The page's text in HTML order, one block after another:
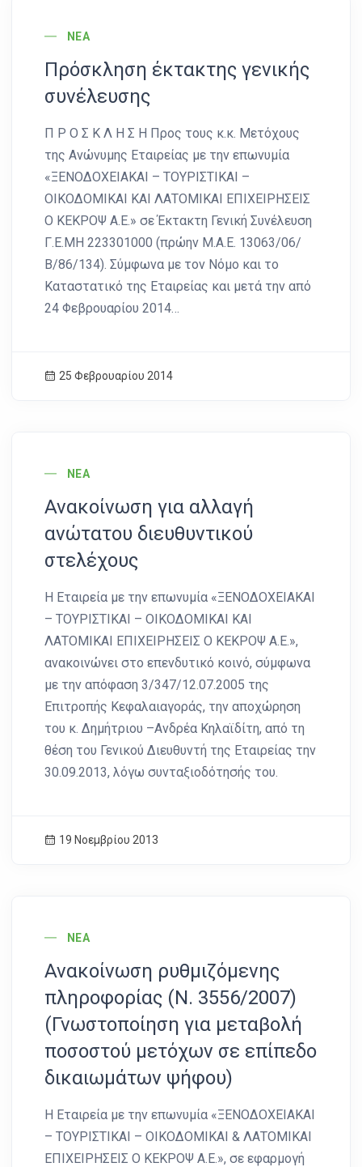
ΝΈΑ
Πρόσκληση έκτακτης γενικής
συνέλευσης
Π Ρ Ο Σ Κ Λ Η Σ Η Προς τους κ.κ. Μετόχους
της Ανώνυμης Εταιρείας με την επωνυμία
«ΞΕΝΟΔΟΧΕΙΑΚΑΙ – ΤΟΥΡΙΣΤΙΚΑΙ –
ΟΙΚΟΔΟΜΙΚΑΙ ΚΑΙ ΛΑΤΟΜΙΚΑΙ ΕΠΙΧΕΙΡΗΣΕΙΣ
Ο ΚΕΚΡΟΨ Α.Ε.» σε Έκτακτη Γενική Συνέλευση
Γ.Ε.ΜΗ 223301000 (πρώην Μ.Α.Ε. 13063/06/
Β/86/134). Σύμφωνα με τον Νόμο και το
Καταστατικό της Εταιρείας και μετά την από
24 Φεβρουαρίου 2014…
25 Φεβρουαρίου 2014
ΝΈΑ
Ανακοίνωση για αλλαγή
ανώτατου διευθυντικού
στελέχους
Η Εταιρεία με την επωνυμία «ΞΕΝΟΔΟΧΕΙΑΚΑΙ
– ΤΟΥΡΙΣΤΙΚΑΙ – ΟΙΚΟΔΟΜΙΚΑΙ ΚΑΙ
ΛΑΤΟΜΙΚΑΙ ΕΠΙΧΕΙΡΗΣΕΙΣ Ο ΚΕΚΡΟΨ Α.Ε.»,
ανακοινώνει στο επενδυτικό κοινό, σύμφωνα
με την απόφαση 3/347/12.07.2005 της
Επιτροπής Κεφαλαιαγοράς, την αποχώρηση
του κ. Δημήτριου –Ανδρέα Κηλαϊδίτη, από τη
θέση του Γενικού Διευθυντή της Εταιρείας την
30.09.2013, λόγω συνταξιοδότησής του.
19 Νοεμβρίου 2013
ΝΈΑ
Ανακοίνωση ρυθμιζόμενης
πληροφορίας (Ν. 3556/2007)
(Γνωστοποίηση για μεταβολή
ποσοστού μετόχων σε επίπεδο
δικαιωμάτων ψήφου)
Η Εταιρεία με την επωνυμία «ΞΕΝΟΔΟΧΕΙΑΚΑΙ
– ΤΟΥΡΙΣΤΙΚΑΙ – ΟΙΚΟΔΟΜΙΚΑΙ & ΛΑΤΟΜΙΚΑΙ
ΕΠΙΧΕΙΡΗΣΕΙΣ Ο ΚΕΚΡΟΨ Α.Ε.», σε εφαρμογή